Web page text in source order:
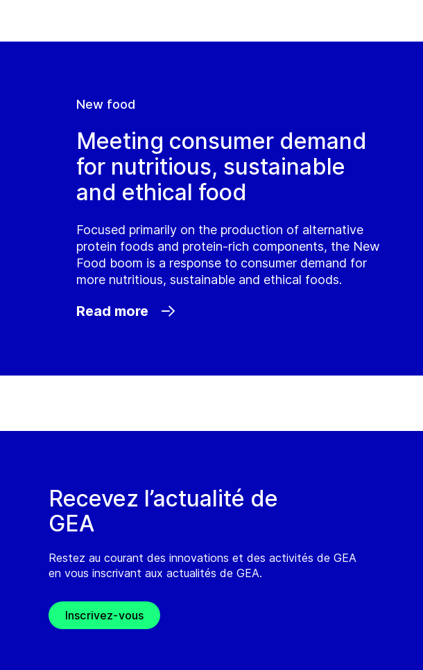
New food
Meeting consumer demand
for nutritious, sustainable
and ethical food
Focused primarily on the production of alternative
protein foods and protein-rich components, the New
Food boom is a response to consumer demand for
more nutritious, sustainable and ethical foods.
Read more
Recevez l’actualité de
GEA
Restez au courant des innovations et des activités de GEA
en vous inscrivant aux actualités de GEA.
Inscrivez-vous